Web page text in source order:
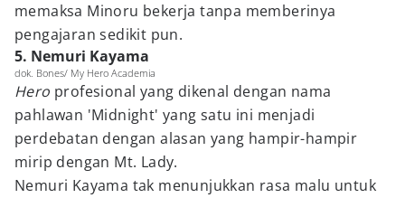
memaksa Minoru bekerja tanpa memberinya
pengajaran sedikit pun.
5. Nemuri Kayama
dok. Bones/ My Hero Academia
Hero profesional yang dikenal dengan nama
pahlawan 'Midnight' yang satu ini menjadi
perdebatan dengan alasan yang hampir-hampir
mirip dengan Mt. Lady.
Nemuri Kayama tak menunjukkan rasa malu untuk